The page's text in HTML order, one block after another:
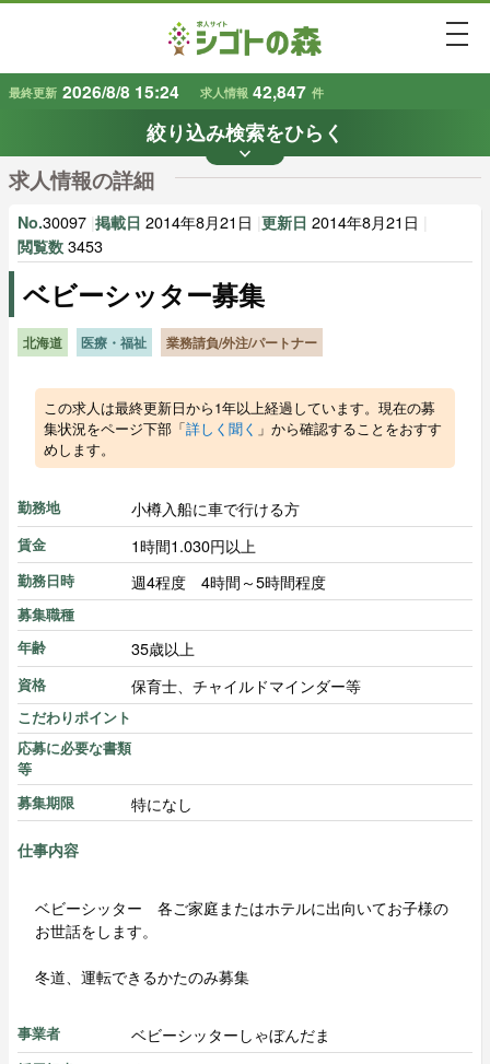
最終更新 2026/8/8 15:24 求人情報 42,847 件
絞り込み検索をひらく
keyboard_arrow_down
条件から探す
地域 で探す 業種で探す
雇用形態で探す 賃金
求人情報の詳細
No.30097 掲載日 2014年8月21日 更新日 2014年8月21日
閲覧数 3453
ベビーシッター募集
北海道 医療・福祉 業務請負/外注/パートナー
この求人は最終更新日から1年以上経過しています。現在の募
集状況をページ下部「詳しく聞く 」から確認することをおすす
めします。
勤務地 小樽入船に車で行ける方
賃金 1時間1.030円以上
勤務日時 週4程度 4時間～5時間程度
募集職種
年齢
35歳以上
資格 保育士、チャイルドマインダー等
こだわりポイント
応募に必要な書類
等
募集期限
特になし
仕事内容
ベビーシッター 各ご家庭またはホテルに出向いてお子様の
お世話をします。
冬道、運転できるかたのみ募集
事業者 ベビーシッターしゃぼんだま